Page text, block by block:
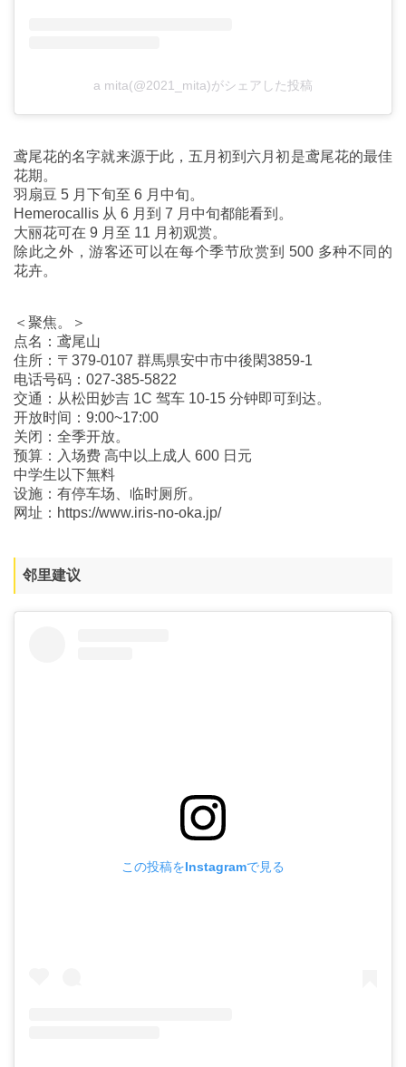
a mita(@2021_mita)がシェアした投稿
鸢尾花的名字就来源于此，五月初到六月初是鸢尾花的最佳
花期。
羽扇豆 5 月下旬至 6 月中旬。
Hemerocallis 从 6 月到 7 月中旬都能看到。
大丽花可在 9 月至 11 月初观赏。
除此之外，游客还可以在每个季节欣赏到 500 多种不同的
花卉。
＜聚焦。＞
点名：鸢尾山
住所：〒379-0107 群馬県安中市中後閑3859-1
电话号码：027-385-5822
交通：从松田妙吉 1C 驾车 10-15 分钟即可到达。
开放时间：9:00~17:00
关闭：全季开放。
预算：入场费 高中以上成人 600 日元
中学生以下無料
设施：有停车场、临时厕所。
网址：https://www.iris-no-oka.jp/
邻里建议
この投稿をInstagramで見る